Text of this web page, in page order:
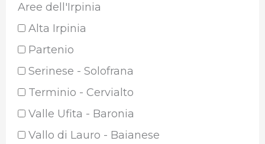
Aree dell'Irpinia
Alta Irpinia
Partenio
Serinese - Solofrana
Terminio - Cervialto
Valle Ufita - Baronia
Vallo di Lauro - Baianese